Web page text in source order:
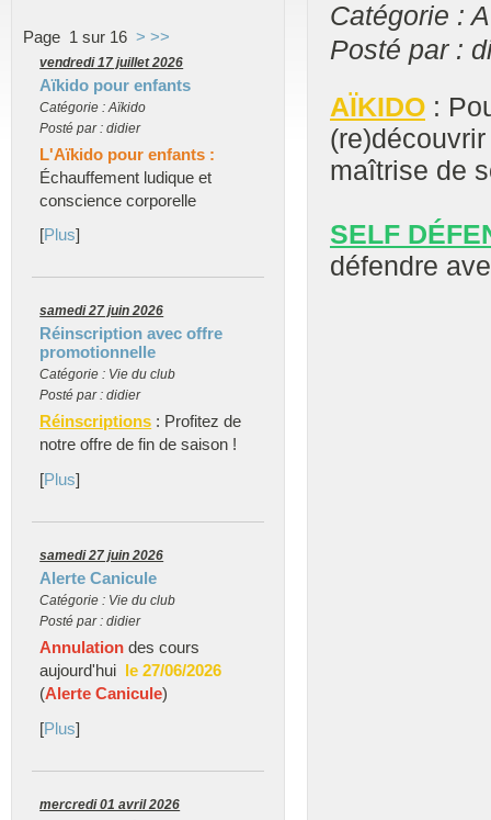
Page 1 sur 16 > >>
vendredi 17 juillet 2026
Aïkido pour enfants
Catégorie : Aïkido
Posté par : didier
L'Aïkido pour enfants :
Échauffement ludique et
conscience corporelle
[Plus]
samedi 27 juin 2026
Réinscription avec offre
promotionnelle
Catégorie : Vie du club
Posté par : didier
Réinscriptions : Profitez de
notre offre de fin de saison !
[Plus]
samedi 27 juin 2026
Alerte Canicule
Catégorie : Vie du club
Posté par : didier
Annulation des cours
aujourd'hui le 27/06/2026
(Alerte Canicule)
[Plus]
mercredi 01 avril 2026
Catégorie :
Posté par :
AÏKIDO :
maîtrise de
SELF
défendre